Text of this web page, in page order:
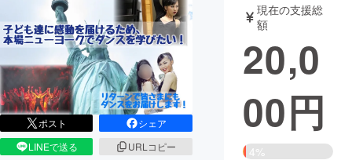
アート・写真 音楽
テクノロジー・ガジェット ゲーム・
映像・映画 書籍・雑誌
ビジネス・起業 チャレンジ
ポスト
シェア
LINEで送る
URLコピー
現在の支援総
額
20,0
00円
4%